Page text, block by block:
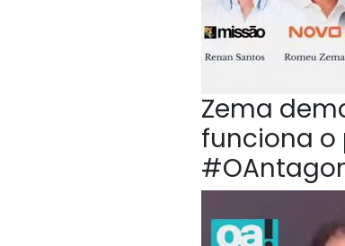
Zema
funciona o